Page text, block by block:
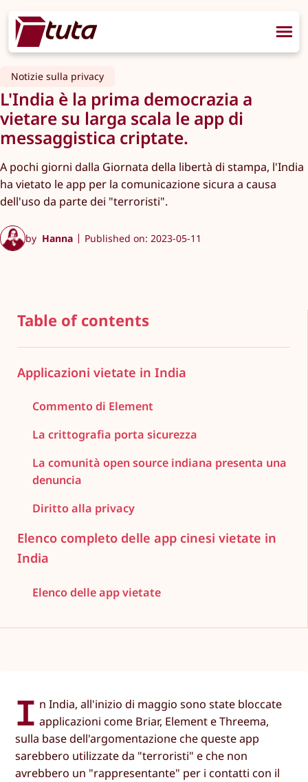
Notizie sulla privacy
L'India è la prima democrazia a
vietare su larga scala le app di
messaggistica criptate.
A pochi giorni dalla Giornata della libertà di stampa, l'India
ha vietato le app per la comunicazione sicura a causa
dell'uso da parte dei "terroristi".
by Hanna Published on: 2023-05-11
Table of contents
Applicazioni vietate in India
Commento di Element
La crittografia porta sicurezza
La comunità open source indiana presenta una
denuncia
Diritto alla privacy
Elenco completo delle app cinesi vietate in
India
Elenco delle app vietate
I n India, all'inizio di maggio sono state bloccate
applicazioni come Briar, Element e Threema,
sulla base dell'argomentazione che queste app
sarebbero utilizzate da "terroristi" e che non
avrebbero un "rappresentante" per i contatti con il